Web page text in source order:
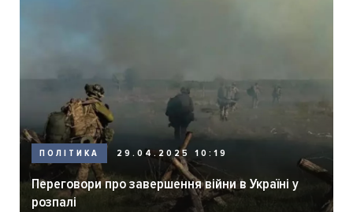
ПОЛІТИКА 29.04.2025 10:19
Переговори про завершення війни в Україні у
розпалі